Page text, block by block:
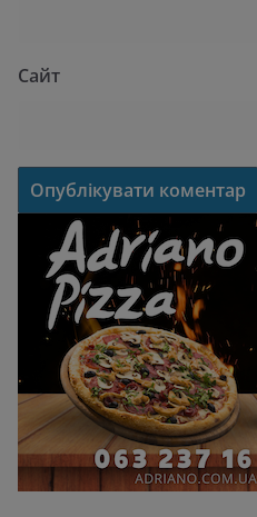
Сайт